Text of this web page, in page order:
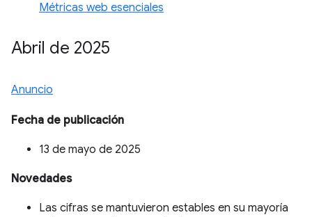
Métricas web esenciales
Abril de 2025
Anuncio
Fecha de publicación
13 de mayo de 2025
Novedades
Las cifras se mantuvieron estables en su mayoría